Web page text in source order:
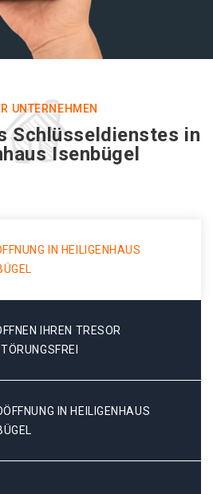
UNTERNEHMEN
Schlüsseldienstes in
Isenbügel
IN HEILIGENHAUS
IHREN TRESOR
IN HEILIGENHAUS